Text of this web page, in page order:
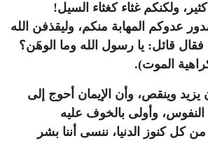
ولكنكم غثاء كغثاء السيل!
عدوكم المهابة منكم، وليقذفن الله
قائل: يا رسول الله وما الوهَن؟
الموت).
يزيد وينقص، وأن الإيمان أحوج إلى
النفوس، وأولى بالخوف عليه
كل كنوز الدنيا، ننسى أننا بشر